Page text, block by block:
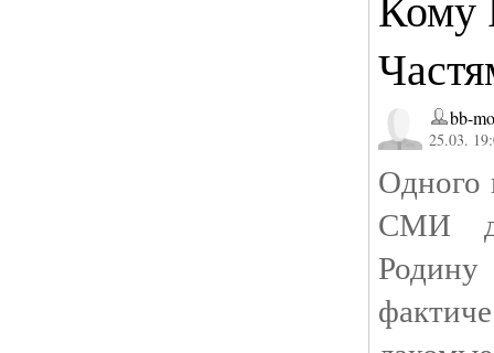
bb-
25.03.
Одного
СМИ